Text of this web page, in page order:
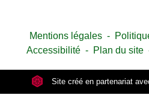
Mentions légales -
Accessibilité - Plan du site
Site créé en partenariat